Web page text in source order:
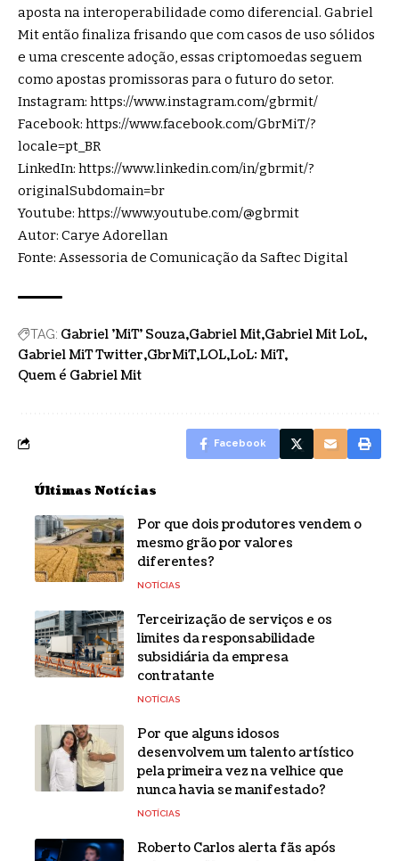
aposta na interoperabilidade como diferencial. Gabriel
Mit então finaliza frisando que com casos de uso sólidos
e uma crescente adoção, essas criptomoedas seguem
como apostas promissoras para o futuro do setor.
Instagram: https://www.instagram.com/gbrmit/
Facebook: https://www.facebook.com/GbrMiT/?
locale=pt_BR
LinkedIn: https://www.linkedin.com/in/gbrmit/?
originalSubdomain=br
Youtube: https://www.youtube.com/@gbrmit
Autor: Carye Adorellan
Fonte: Assessoria de Comunicação da Saftec Digital
TAG: Gabriel 'MiT' Souza Gabriel Mit Gabriel Mit LoL
Gabriel MiT Twitter GbrMiT LOL LoL: MiT
Quem é Gabriel Mit
Facebook
Últimas Notícias
Por que dois produtores vendem o
mesmo grão por valores
diferentes?
NOTÍCIAS
Terceirização de serviços e os
limites da responsabilidade
subsidiária da empresa
contratante
NOTÍCIAS
Por que alguns idosos
desenvolvem um talento artístico
pela primeira vez na velhice que
nunca havia se manifestado?
NOTÍCIAS
Roberto Carlos alerta fãs após